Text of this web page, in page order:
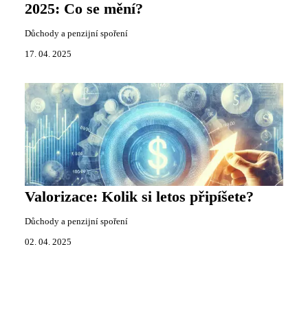
2025: Co se mění?
Důchody a penzijní spoření
17. 04. 2025
Valorizace: Kolik si letos připíšete?
Důchody a penzijní spoření
02. 04. 2025